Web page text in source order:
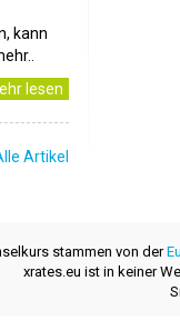
kann
lesen
Artikel
stammen von der
xrates.eu ist in keiner